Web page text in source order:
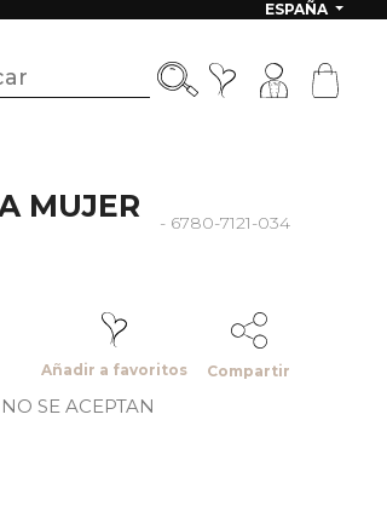
ESPAÑA
MUJER
- 6780-7121-034
Añadir a favoritos Compartir
SE ACEPTAN